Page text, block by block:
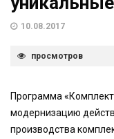
10.08.2017
просмотров
Программа
модернизацию
производства